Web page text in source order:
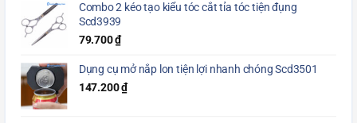
Combo 2 kéo tạo kiểu tóc cắt tỉa tóc tiện đụng
Scd3939
79.700₫
Dụng cụ mở nắp lon tiện lợi nhanh chóng Scd3501
147.200₫